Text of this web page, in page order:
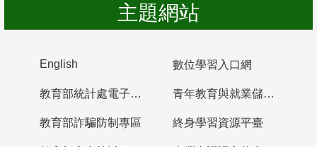
主題網站
English 數位學習入口網
教育部統計處電子書櫃 青年教育與就業儲蓄帳戶
教育部詐騙防制專區 終身學習資源平臺